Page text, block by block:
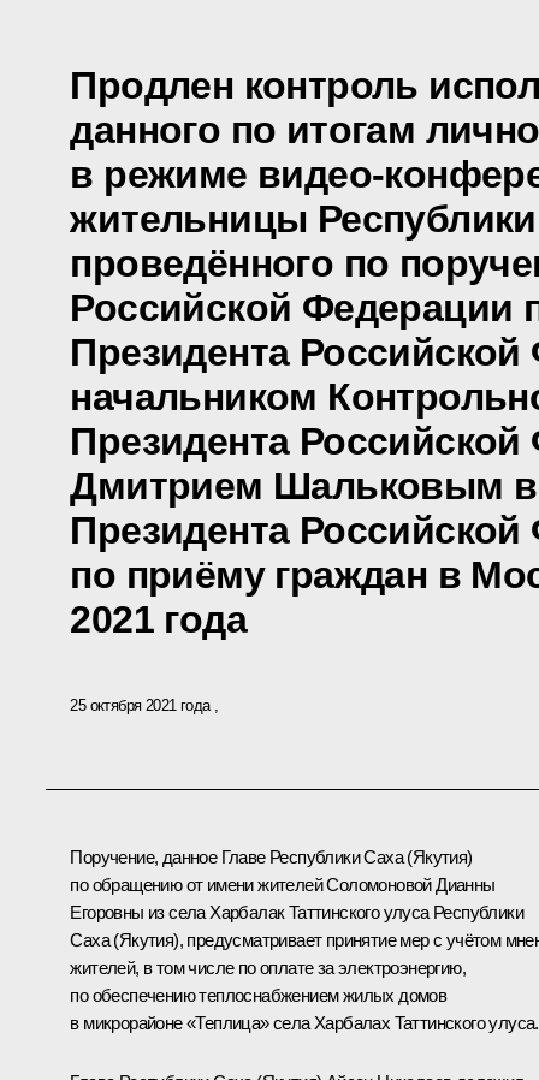
Продлен контроль
данного по итогам
в режиме видео-
жительницы
проведённого по
Российской Федерации
Президента
начальником
Президента
Дмитрием Шальковым
Президента
по приёму граждан в
2021 года
25 октября 2021 года
Поручение, данное Главе Республики Саха (Якутия)
по обращению от имени жителей Соломоновой Дианны
Егоровны из села Харбалак Таттинского улуса Республики
Саха (Якутия), предусматривает принятие мер с учётом
жителей, в том числе по оплате за электроэнергию,
по обеспечению теплоснабжением жилых домов
в микрорайоне «Теплица» села Харбалах Таттинского улуса.